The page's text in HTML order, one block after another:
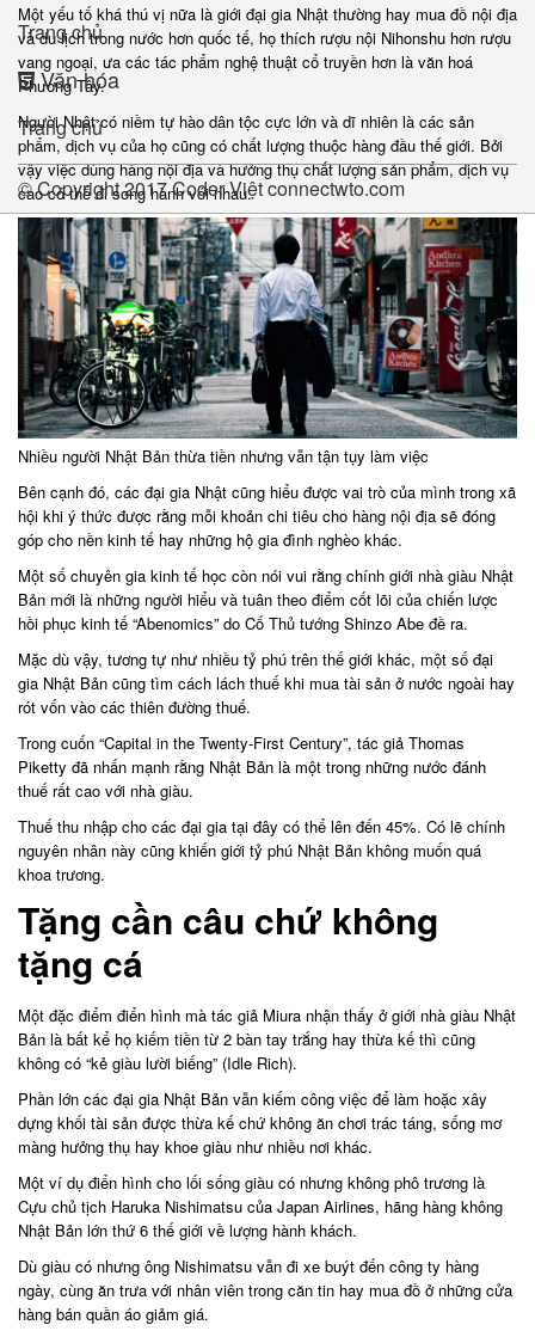
Một yếu tố khá thú vị nữa là giới đại gia Nhật thường hay mua đồ nội địa
và du lịch trong nước hơn quốc tế, họ thích rượu nội Nihonshu hơn rượu
vang ngoại, ưa các tác phẩm nghệ thuật cổ truyền hơn là văn hoá
Phương Tây.
Người Nhật có niềm tự hào dân tộc cực lớn và dĩ nhiên là các sản
phẩm, dịch vụ của họ cũng có chất lượng thuộc hàng đầu thế giới. Bởi
vậy việc dùng hàng nội địa và hưởng thụ chất lượng sản phẩm, dịch vụ
cao có thể đi song hành với nhau.
Nhiều người Nhật Bản thừa tiền nhưng vẫn tận tụy làm việc
Bên cạnh đó, các đại gia Nhật cũng hiểu được vai trò của mình trong xã
hội khi ý thức được rằng mỗi khoản chi tiêu cho hàng nội địa sẽ đóng
góp cho nền kinh tế hay những hộ gia đình nghèo khác.
Một số chuyên gia kinh tế học còn nói vui rằng chính giới nhà giàu Nhật
Bản mới là những người hiểu và tuân theo điểm cốt lõi của chiến lược
hồi phục kinh tế “Abenomics” do Cố Thủ tướng Shinzo Abe đề ra.
Mặc dù vậy, tương tự như nhiều tỷ phú trên thế giới khác, một số đại
gia Nhật Bản cũng tìm cách lách thuế khi mua tài sản ở nước ngoài hay
rót vốn vào các thiên đường thuế.
Trong cuốn “Capital in the Twenty-First Century”, tác giả Thomas
Piketty đã nhấn mạnh rằng Nhật Bản là một trong những nước đánh
thuế rất cao với nhà giàu.
Thuế thu nhập cho các đại gia tại đây có thể lên đến 45%. Có lẽ chính
nguyên nhân này cũng khiến giới tỷ phú Nhật Bản không muốn quá
khoa trương.
Tặng cần câu chứ không
tặng cá
Một đặc điểm điển hình mà tác giả Miura nhận thấy ở giới nhà giàu Nhật
Bản là bất kể họ kiếm tiền từ 2 bàn tay trắng hay thừa kế thì cũng
không có “kẻ giàu lười biếng” (Idle Rich).
Phần lớn các đại gia Nhật Bản vẫn kiếm công việc để làm hoặc xây
dựng khối tài sản được thừa kế chứ không ăn chơi trác táng, sống mơ
màng hưởng thụ hay khoe giàu như nhiều nơi khác.
Một ví dụ điển hình cho lối sống giàu có nhưng không phô trương là
Cựu chủ tịch Haruka Nishimatsu của Japan Airlines, hãng hàng không
Nhật Bản lớn thứ 6 thế giới về lượng hành khách.
Dù giàu có nhưng ông Nishimatsu vẫn đi xe buýt đến công ty hàng
ngày, cùng ăn trưa với nhân viên trong căn tin hay mua đồ ở những cửa
hàng bán quần áo giảm giá.
Trang chủ
Văn hóa
Trang chủ
© Copyright 2017Coder Việtconnectwto.com